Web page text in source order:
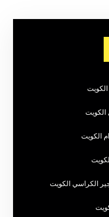
الكويت
الكويت
الكراسي الكويت